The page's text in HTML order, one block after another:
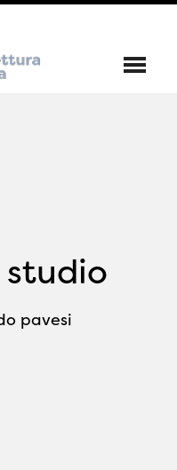
studio
pavesi